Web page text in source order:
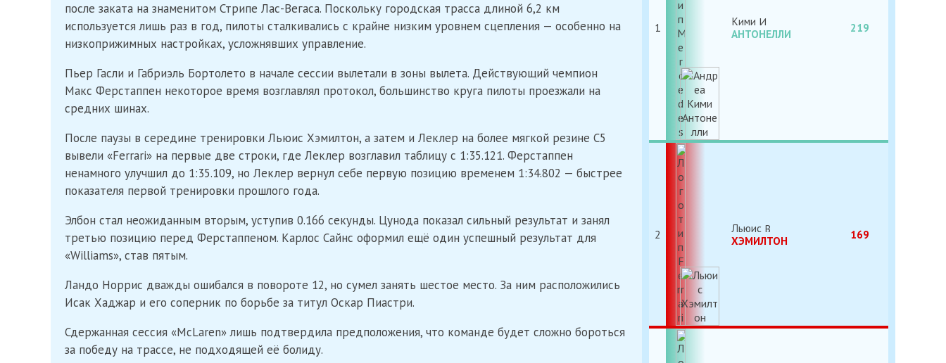
после заката на знаменитом Стрипе Лас-Вегаса. Поскольку городская трасса длиной 6,2 км
используется лишь раз в год, пилоты сталкивались с крайне низким уровнем сцепления — особенно на
низкоприжимных настройках, усложнявших управление.
Пьер Гасли и Габриэль Бортолето в начале сессии вылетали в зоны вылета. Действующий чемпион
Макс Ферстаппен некоторое время возглавлял протокол, большинство круга пилоты проезжали на
средних шинах.
После паузы в середине тренировки Льюис Хэмилтон, а затем и Леклер на более мягкой резине C5
вывели «Ferrari» на первые две строки, где Леклер возглавил таблицу с 1:35.121. Ферстаппен
ненамного улучшил до 1:35.109, но Леклер вернул себе первую позицию временем 1:34.802 — быстрее
показателя первой тренировки прошлого года.
Элбон стал неожиданным вторым, уступив 0.166 секунды. Цунода показал сильный результат и занял
третью позицию перед Ферстаппеном. Карлос Сайнс оформил ещё один успешный результат для
«Williams», став пятым.
Ландо Норрис дважды ошибался в повороте 12, но сумел занять шестое место. За ним расположились
Иcак Хаджар и его соперник по борьбе за титул Оскар Пиастри.
Сдержанная сессия «McLaren» лишь подтвердила предположения, что команде будет сложно бороться
за победу на трассе, не подходящей её болиду.
1
Кими
АНТОНЕЛЛИ
219
2
Льюис
ХЭМИЛТОН
169